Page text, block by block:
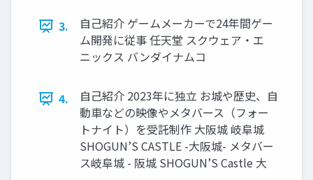
3.
自己紹介 ゲームメーカーで24年間ゲー
ム開発に従事 任天堂 スクウェア・エ
ニックス バンダイナムコ
4.
自己紹介 2023年に独立 お城や歴史、自
動車などの映像やメタバース（フォー
トナイト）を受託制作 大阪城 岐阜城
SHOGUN’S CASTLE -大阪城- メタバー
ス岐阜城 - 阪城 SHOGUN’S Castle 大